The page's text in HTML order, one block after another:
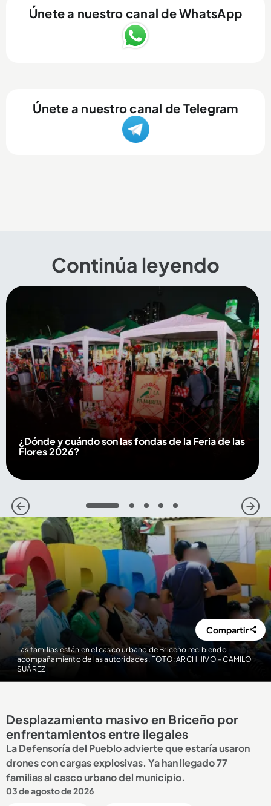
Únete a nuestro canal de WhatsApp
Únete a nuestro canal de Telegram
Continúa leyendo
¿Dónde y cuándo son las fondas de la Feria de las
Flores 2026?
1 2 3 4 5
Las familias están en el casco urbano de Briceño recibiendo
acompañamiento de las autoridades. FOTO: ARCHHIVO - CAMILO
SUÁREZ
Compartir
Desplazamiento masivo en Briceño por
enfrentamientos entre ilegales
La Defensoría del Pueblo advierte que estaría usaron
drones con cargas explosivas. Ya han llegado 77
familias al casco urbano del municipio.
03 de agosto de 2026